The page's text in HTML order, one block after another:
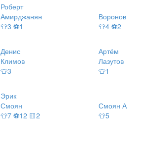
Роберт
Амирджанян
👕3 ⚽1
Воронов
👕4 ⚽2
Денис
Климов
👕3
Артём
Лазутов
👕1
Эрик
Смоян
👕7 ⚽12 🟨2
Смоян А
👕5